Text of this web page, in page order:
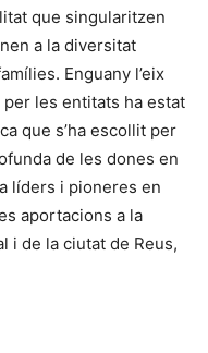
que singularitzen
a la diversitat
Enguany l’eix
les entitats ha estat
que s’ha escollit per
de les dones en
líders i pioneres en
aportacions a la
i de la ciutat de Reus,